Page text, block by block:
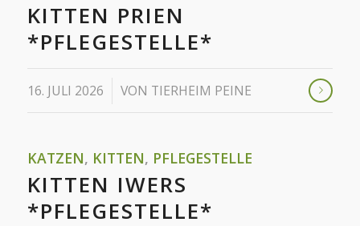
KITTEN PRIEN
*PFLEGESTELLE*
16. JULI 2026 VON TIERHEIM PEINE
KATZEN, KITTEN, PFLEGESTELLE
KITTEN IWERS
*PFLEGESTELLE*